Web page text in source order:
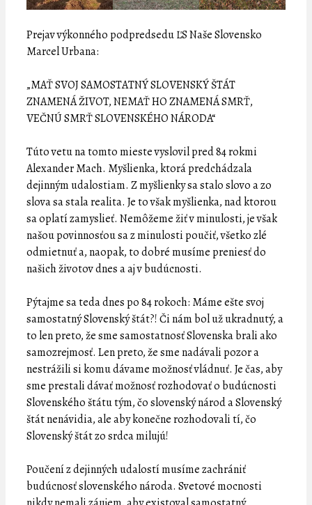
Prejav výkonného podpredsedu ĽS Naše Slovensko
Marcel Urbana:
„MAŤ SVOJ SAMOSTATNÝ SLOVENSKÝ ŠTÁT
ZNAMENÁ ŽIVOT, NEMAŤ HO ZNAMENÁ SMRŤ,
VEČNÚ SMRŤ SLOVENSKÉHO NÁRODA“
Túto vetu na tomto mieste vyslovil pred 84 rokmi
Alexander Mach. Myšlienka, ktorá predchádzala
dejinným udalostiam. Z myšlienky sa stalo slovo a zo
slova sa stala realita. Je to však myšlienka, nad ktorou
sa oplatí zamyslieť. Nemôžeme žiť v minulosti, je však
našou povinnosťou sa z minulosti poučiť, všetko zlé
odmietnuť a, naopak, to dobré musíme preniesť do
našich životov dnes a aj v budúcnosti.
Pýtajme sa teda dnes po 84 rokoch: Máme ešte svoj
samostatný Slovenský štát?! Či nám bol už ukradnutý, a
to len preto, že sme samostatnosť Slovenska brali ako
samozrejmosť. Len preto, že sme nadávali pozor a
nestrážili si komu dávame možnosť vládnuť. Je čas, aby
sme prestali dávať možnosť rozhodovať o budúcnosti
Slovenského štátu tým, čo slovenský národ a Slovenský
štát nenávidia, ale aby konečne rozhodovali tí, čo
Slovenský štát zo srdca milujú!
Poučení z dejinných udalostí musíme zachrániť
budúcnosť slovenského národa. Svetové mocnosti